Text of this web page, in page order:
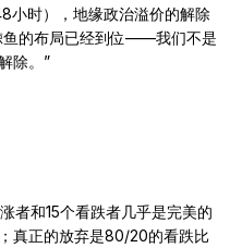
小时），地缘政治溢价的解除
鱼的布局已经到位——我们不是
除。 ”
和15个看跌者几乎是完美的
真正的放弃是80/20的看跌比